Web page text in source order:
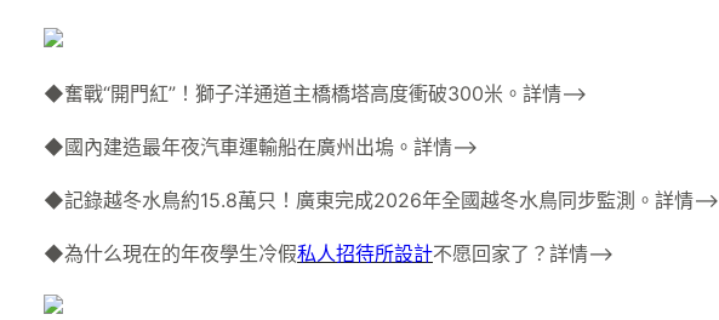
◆奮戰“開門紅”！獅子洋通道主橋橋塔高度衝破300米。詳情–>
◆國內建造最年夜汽車運輸船在廣州出塢。詳情–>
◆記錄越冬水鳥約15.8萬只！廣東完成2026年全國越冬水鳥同步監測。詳情–>
◆為什么現在的年夜學生冷假私人招待所設計不愿回家了？詳情–>